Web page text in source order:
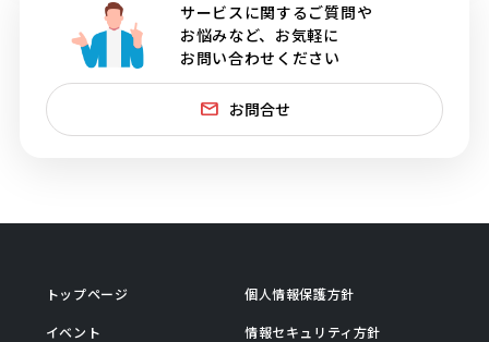
サービスに関するご質問や
お悩みなど、お気軽に
お問い合わせください
お問合せ
トップページ
イベント
個人情報保護方針
情報セキュリティ方針